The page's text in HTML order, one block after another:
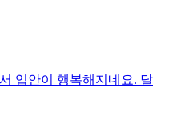
입안이 행복해지네요. 달